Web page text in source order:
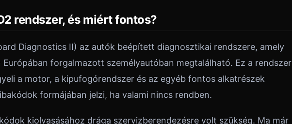
rendszer, és miért fontos?
Diagnostics II) az autók beépített diagnosztikai rendszere, amely
Európában forgalmazott személyautóban megtalálható. Ez a rendszer
a motor, a kipufogórendszer és az egyéb fontos alkatrészek
formájában jelzi, ha valami nincs rendben.
kiolvasásához drága szervizberendezésre volt szükség. Ma már